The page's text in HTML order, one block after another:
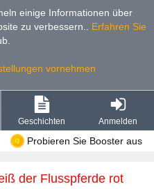
einige Informationen über
zu verbessern.
Erfahren Sie
vornehmen
Geschichten Anmelden
Probieren Sie Booster aus